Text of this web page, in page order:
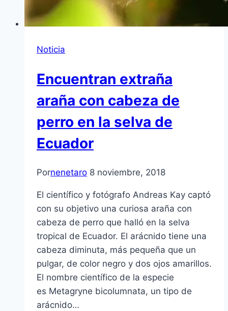
Noticia
Encuentran extraña
araña con cabeza de
perro en la selva de
Ecuador
Pornenetaro 8 noviembre, 2018
El científico y fotógrafo Andreas Kay captó
con su objetivo una curiosa araña con
cabeza de perro que halló en la selva
tropical de Ecuador. El arácnido tiene una
cabeza diminuta, más pequeña que un
pulgar, de color negro y dos ojos amarillos.
El nombre científico de la especie
es Metagryne bicolumnata, un tipo de
arácnido…